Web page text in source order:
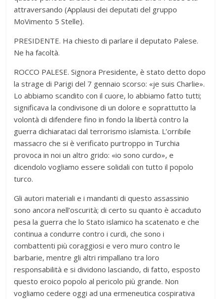
attraversando (Applausi dei deputati del gruppo
MoVimento 5 Stelle).
PRESIDENTE. Ha chiesto di parlare il deputato Palese.
Ne ha facoltà.
ROCCO PALESE. Signora Presidente, è stato detto dopo
la strage di Parigi del 7 gennaio scorso: «je suis Charlie».
Lo abbiamo scandito con il cuore, lo abbiamo fatto tutti;
significava la condivisone di un dolore e soprattutto la
volontà di difendere fino in fondo la libertà contro la
guerra dichiarataci dal terrorismo islamista. L’orribile
massacro che si è verificato purtroppo in Turchia
provoca in noi un altro grido: «io sono curdo», e
dicendolo vogliamo essere solidali con tutto il popolo
turco.
Gli autori materiali e i mandanti di questo assassinio
sono ancora nell’oscurità; di certo su quanto è accaduto
pesa la guerra che lo Stato islamico ha scatenato e che
continua a condurre contro i curdi, che sono i
combattenti più coraggiosi e vero muro contro le
barbarie, mentre gli altri rimpallano tra loro
responsabilità e si dividono lasciando, di fatto, esposto
questo eroico popolo al pericolo più grande. Non
vogliamo cedere oggi ad una ermeneutica cospirativa